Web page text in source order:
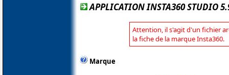
APPLICATION INSTA360 STUDIO
Attention, il s'agit d'un fichier
la fiche de la marque Insta360.
Marque